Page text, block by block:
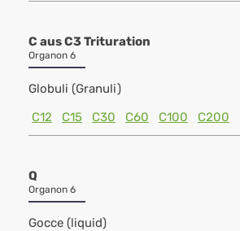
C aus C3 Trituration
Organon 6
Globuli (Granuli)
C12
C15 C30 C60 C100 C200
Q
Organon 6
Gocce (liquid)